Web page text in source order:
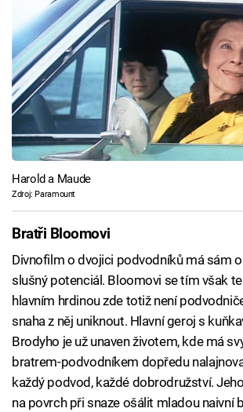
Harold a Maude
Zdroj: Paramount
Bratři Bloomovi
Divnofilm o dvojici podvodníků má sám
slušný potenciál. Bloomovi se tím však
hlavním hrdinou zde totiž není
snaha z něj uniknout. Hlavní geroj s
Brodyho je už unaven životem, kde má
bratrem-podvodníkem dopředu
každý podvod, každé dobrodružství.
na povrch při snaze ošálit mladou naivní